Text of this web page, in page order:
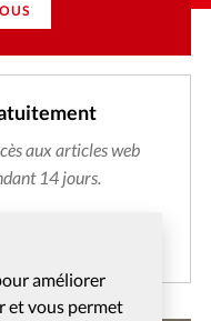
améliorer
et vous permet
aux articles web
14 jours.